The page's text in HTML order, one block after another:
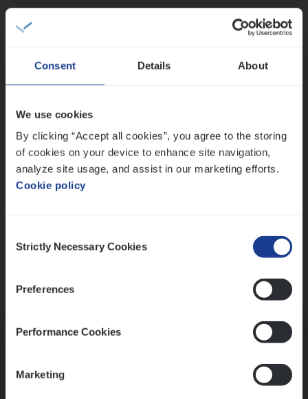
Consent Details About
We use cookies
By clicking “Accept all cookies”, you agree to the storing
of cookies on your device to enhance site navigation,
analyze site usage, and assist in our marketing efforts.
Cookie policy
Selection
Strictly Necessary Cookies
Preferences
Performance Cookies
Marketing
Mathias houdt van diepgaande dossiers én droge
humor
werk
Ons sollicitatieproces